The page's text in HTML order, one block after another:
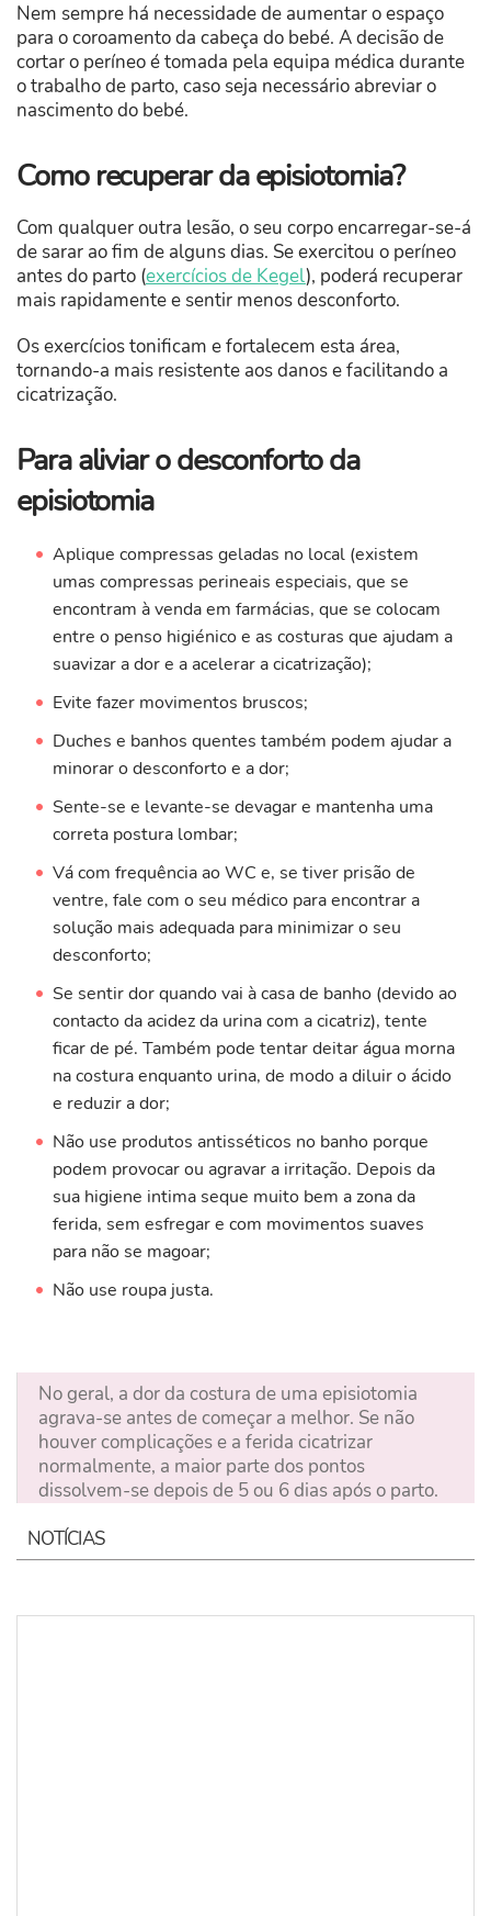
Nem sempre há necessidade de aumentar o espaço
para o coroamento da cabeça do bebé. A decisão de
cortar o períneo é tomada pela equipa médica durante
o trabalho de parto, caso seja necessário abreviar o
nascimento do bebé.
Como recuperar da episiotomia?
Com qualquer outra lesão, o seu corpo encarregar-se-á
de sarar ao fim de alguns dias. Se exercitou o períneo
antes do parto (exercícios de Kegel), poderá recuperar
mais rapidamente e sentir menos desconforto.
Os exercícios tonificam e fortalecem esta área,
tornando-a mais resistente aos danos e facilitando a
cicatrização.
Para aliviar o desconforto da
episiotomia
Aplique compressas geladas no local (existem
umas compressas perineais especiais, que se
encontram à venda em farmácias, que se colocam
entre o penso higiénico e as costuras que ajudam a
suavizar a dor e a acelerar a cicatrização);
Evite fazer movimentos bruscos;
Duches e banhos quentes também podem ajudar a
minorar o desconforto e a dor;
Sente-se e levante-se devagar e mantenha uma
correta postura lombar;
Vá com frequência ao WC e, se tiver prisão de
ventre, fale com o seu médico para encontrar a
solução mais adequada para minimizar o seu
desconforto;
Se sentir dor quando vai à casa de banho (devido ao
contacto da acidez da urina com a cicatriz), tente
ficar de pé. Também pode tentar deitar água morna
na costura enquanto urina, de modo a diluir o ácido
e reduzir a dor;
Não use produtos antisséticos no banho porque
podem provocar ou agravar a irritação. Depois da
sua higiene intima seque muito bem a zona da
ferida, sem esfregar e com movimentos suaves
para não se magoar;
Não use roupa justa.
No geral, a dor da costura de uma episiotomia
agrava-se antes de começar a melhor. Se não
houver complicações e a ferida cicatrizar
normalmente, a maior parte dos pontos
dissolvem-se depois de 5 ou 6 dias após o parto.
NOTÍCIAS